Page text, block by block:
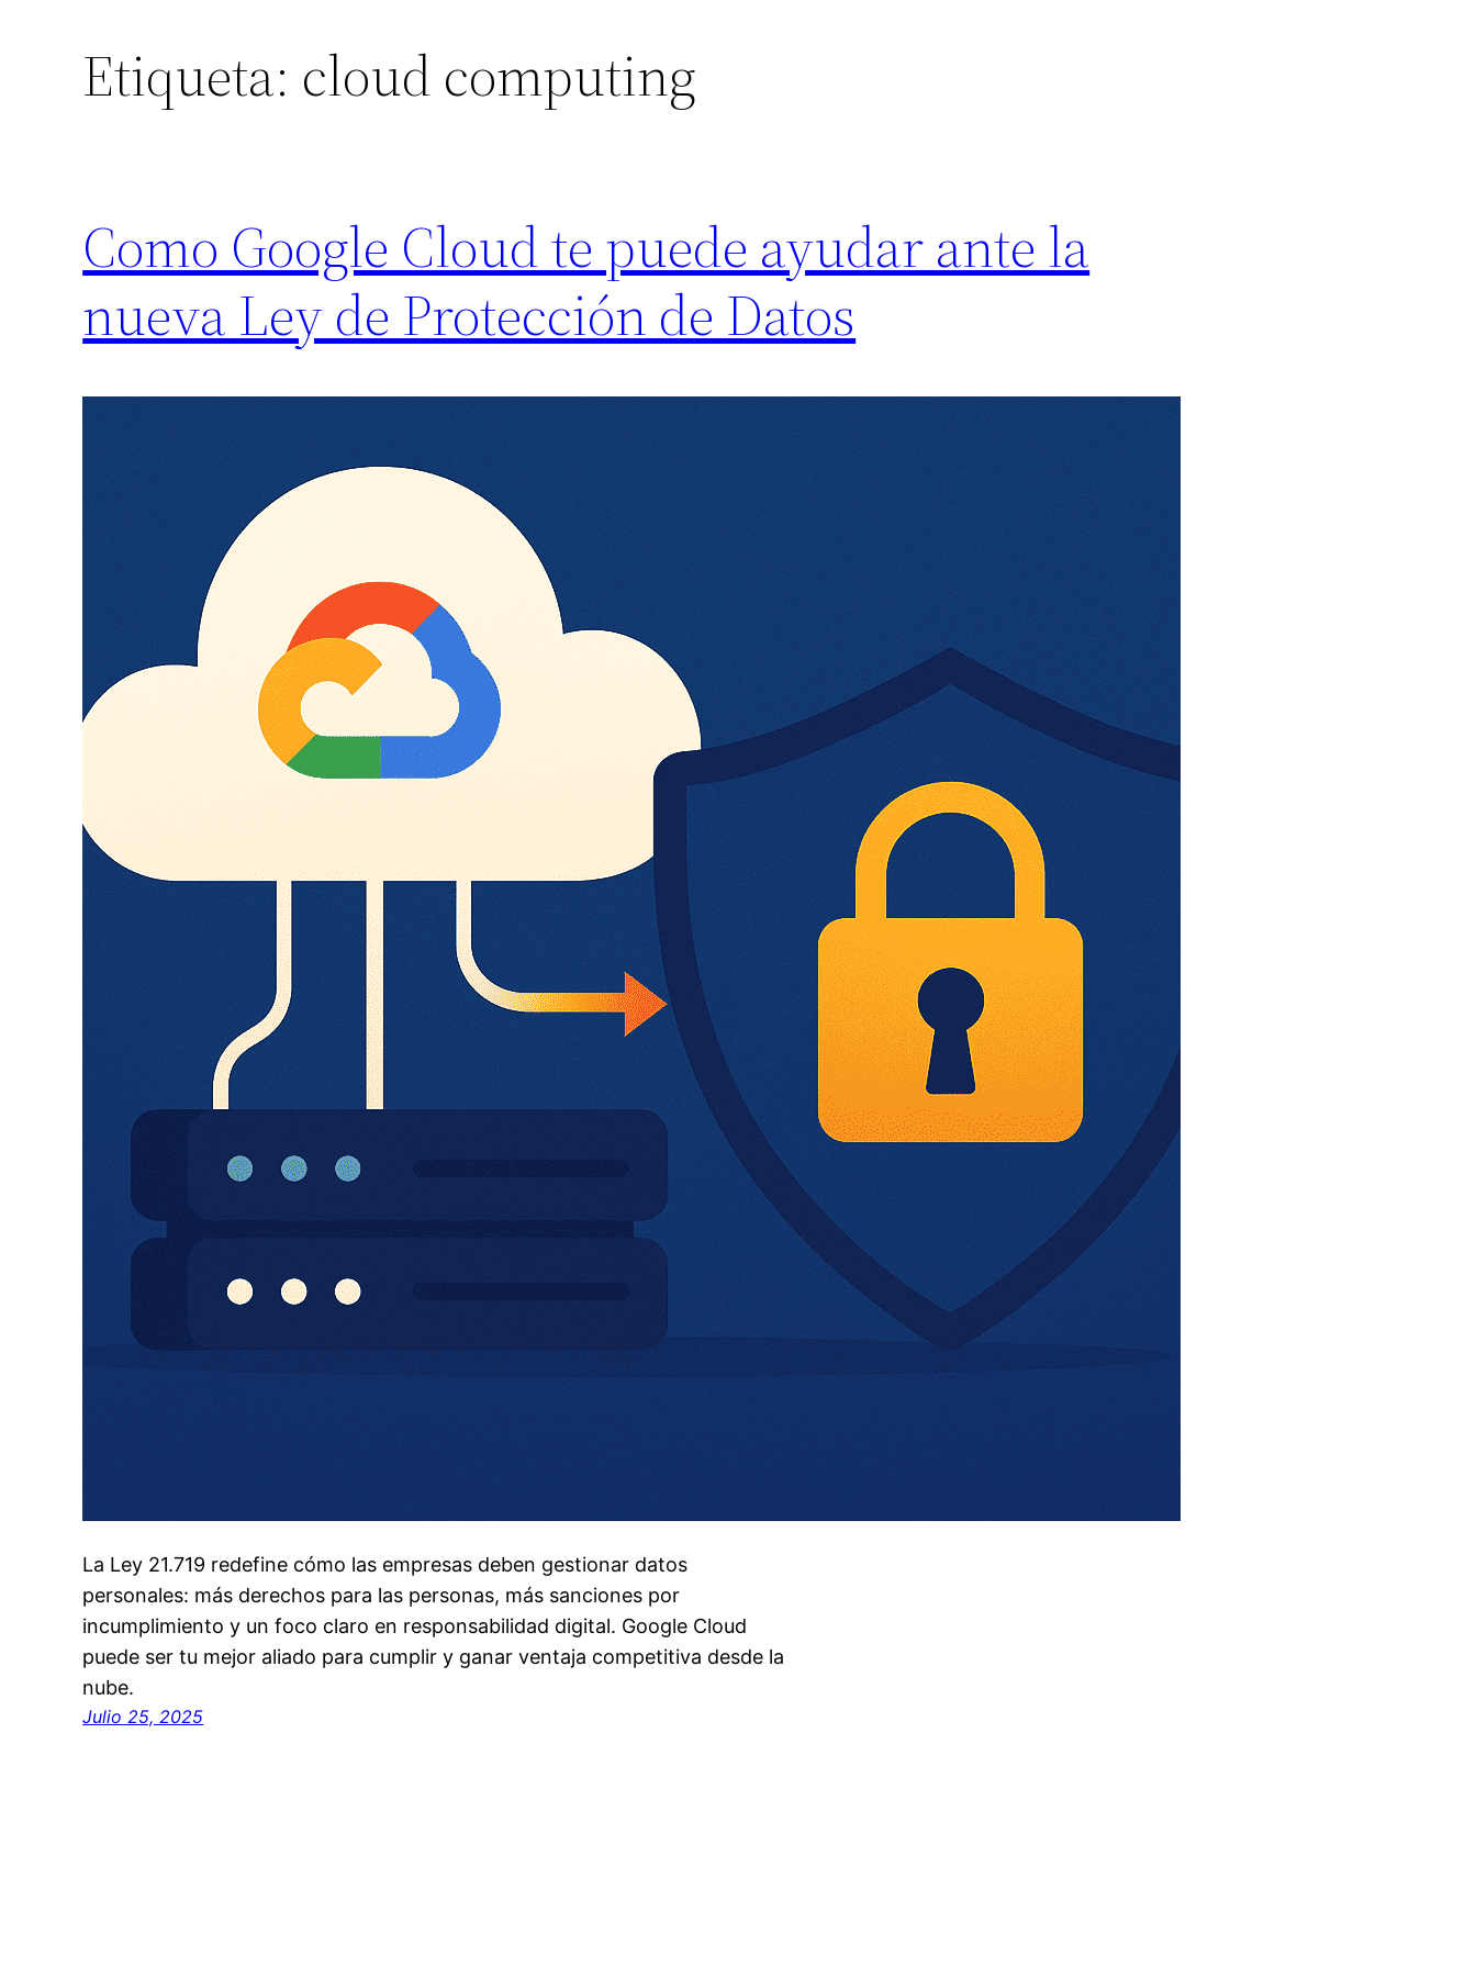
Etiqueta: cloud computing
Como Google Cloud te puede ayudar ante la
nueva Ley de Protección de Datos
La Ley 21.719 redefine cómo las empresas deben gestionar datos
personales: más derechos para las personas, más sanciones por
incumplimiento y un foco claro en responsabilidad digital. Google Cloud
puede ser tu mejor aliado para cumplir y ganar ventaja competitiva desde la
nube.
Julio 25, 2025